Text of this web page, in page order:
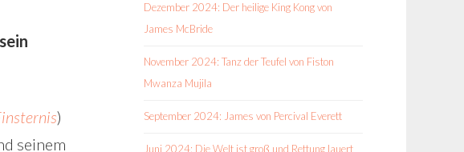
)
seinem
Dezember 2024: Der heilige King Kong von
James McBride
November 2024: Tanz der Teufel von Fiston
Mwanza Mujila
September 2024: James von Percival Everett
Juni 2024: Die Welt ist groß und Rettung lauert